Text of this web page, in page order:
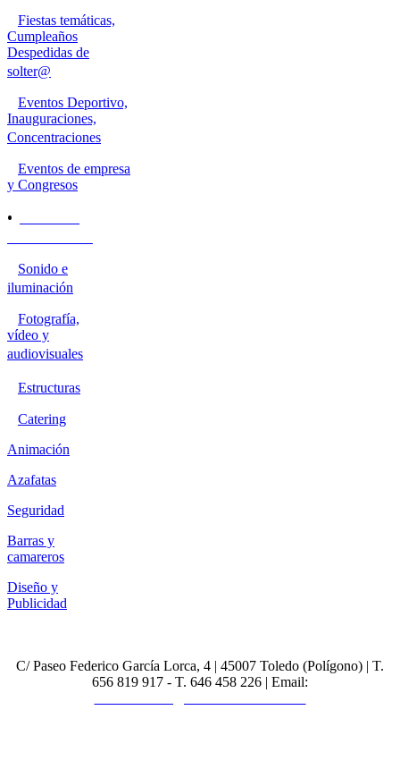
Fiestas temáticas,
Cumpleaños
Despedidas de
solter@
Eventos Deportivo,
Inauguraciones,
Concentraciones
Eventos de empresa
y Congresos
•
Sonido e
iluminación
Fotografía,
vídeo y
audiovisuales
Estructuras
Catering
Animación
Azafatas
Seguridad
Barras y
camareros
Diseño y
Publicidad
C/ Paseo Federico García Lorca, 4 | 45007 Toledo (Polígono) | T.
656 819 917 - T. 646 458 226 | Email: